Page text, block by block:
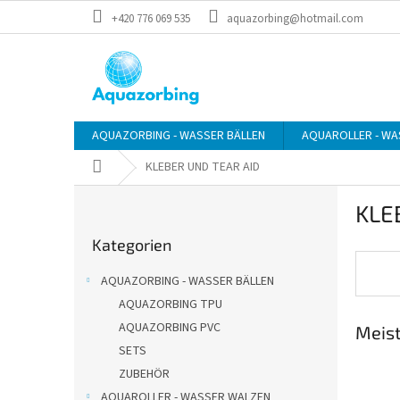
+420 776 069 535 aquazorbing@hotmail.com
AQUAZORBING - WASSER BÄLLEN AQUAROLLER -
StartseiteKLEBER UND TEAR AID
überspringen
Kategorien
AQUAZORBING - WASSER BÄLLEN
AQUAZORBING TPU
AQUAZORBING PVC
SETS
ZUBEHÖR